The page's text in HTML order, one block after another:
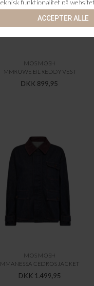
MOS MOSH
MMROWE EIL REDDY VEST
DKK 899,95
MOS MOSH
MMANESSA CEDROS JACKET
DKK 1.499,95